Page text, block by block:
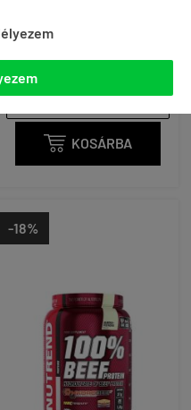
12 690 Ft
szállítás Gymstore PRO
 KOSÁRBA
-18%